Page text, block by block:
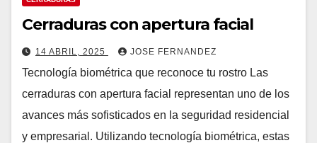
Cerraduras con apertura facial
14 ABRIL, 2025 JOSE FERNANDEZ
Tecnología biométrica que reconoce tu rostro Las
cerraduras con apertura facial representan uno de los
avances más sofisticados en la seguridad residencial
y empresarial. Utilizando tecnología biométrica, estas